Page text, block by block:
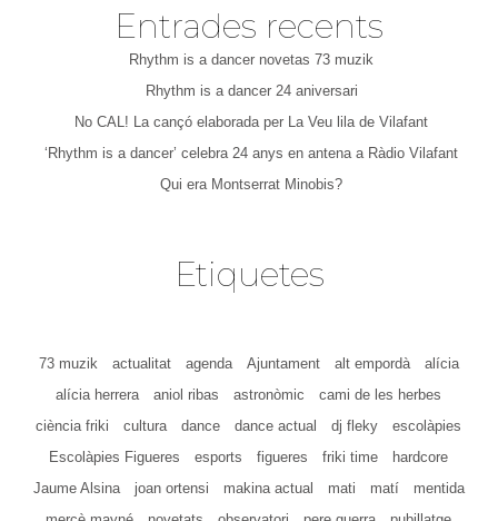
Entrades recents
Rhythm is a dancer novetas 73 muzik
Rhythm is a dancer 24 aniversari
No CAL! La cançó elaborada per La Veu lila de Vilafant
‘Rhythm is a dancer’ celebra 24 anys en antena a Ràdio Vilafant
Qui era Montserrat Minobis?
Etiquetes
73 muzik actualitat agenda Ajuntament alt empordà
alícia
alícia herrera
aniol ribas astronòmic
cami de les herbes
ciència friki
cultura dance dance actual dj fleky
escolàpies
Escolàpies Figueres
esports figueres friki time
hardcore
Jaume Alsina
joan ortensi makina actual mati matí
mentida